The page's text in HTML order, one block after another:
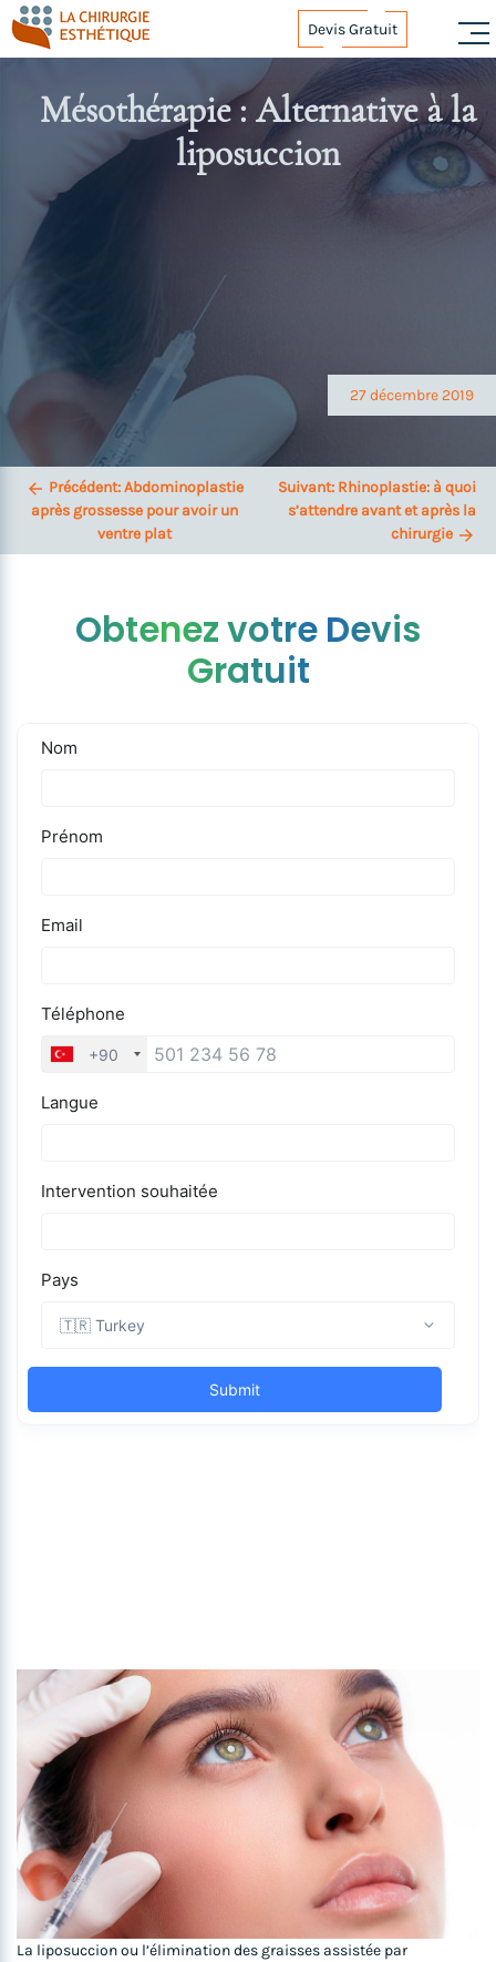
Skip
to
content
Devis Gratuit
Mésothérapie : Alternative à la
liposuccion
27 décembre 2019
l’article
Précédent: Abdominoplastie
après grossesse pour avoir un
ventre plat
Suivant: Rhinoplastie: à quoi
s’attendre avant et après la
chirurgie
Obtenez votre Devis
Gratuit
La liposuccion ou l’élimination des graisses assistée par